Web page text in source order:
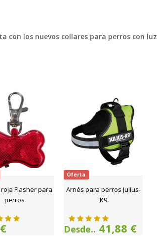
con los nuevos collares para perros con luz
roja Flasher para
perros
Oferta
Arnés para perros Julius-
K9
Desde.. 41,88 €